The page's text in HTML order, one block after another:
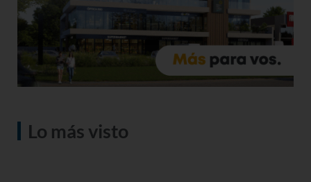
Lo más visto